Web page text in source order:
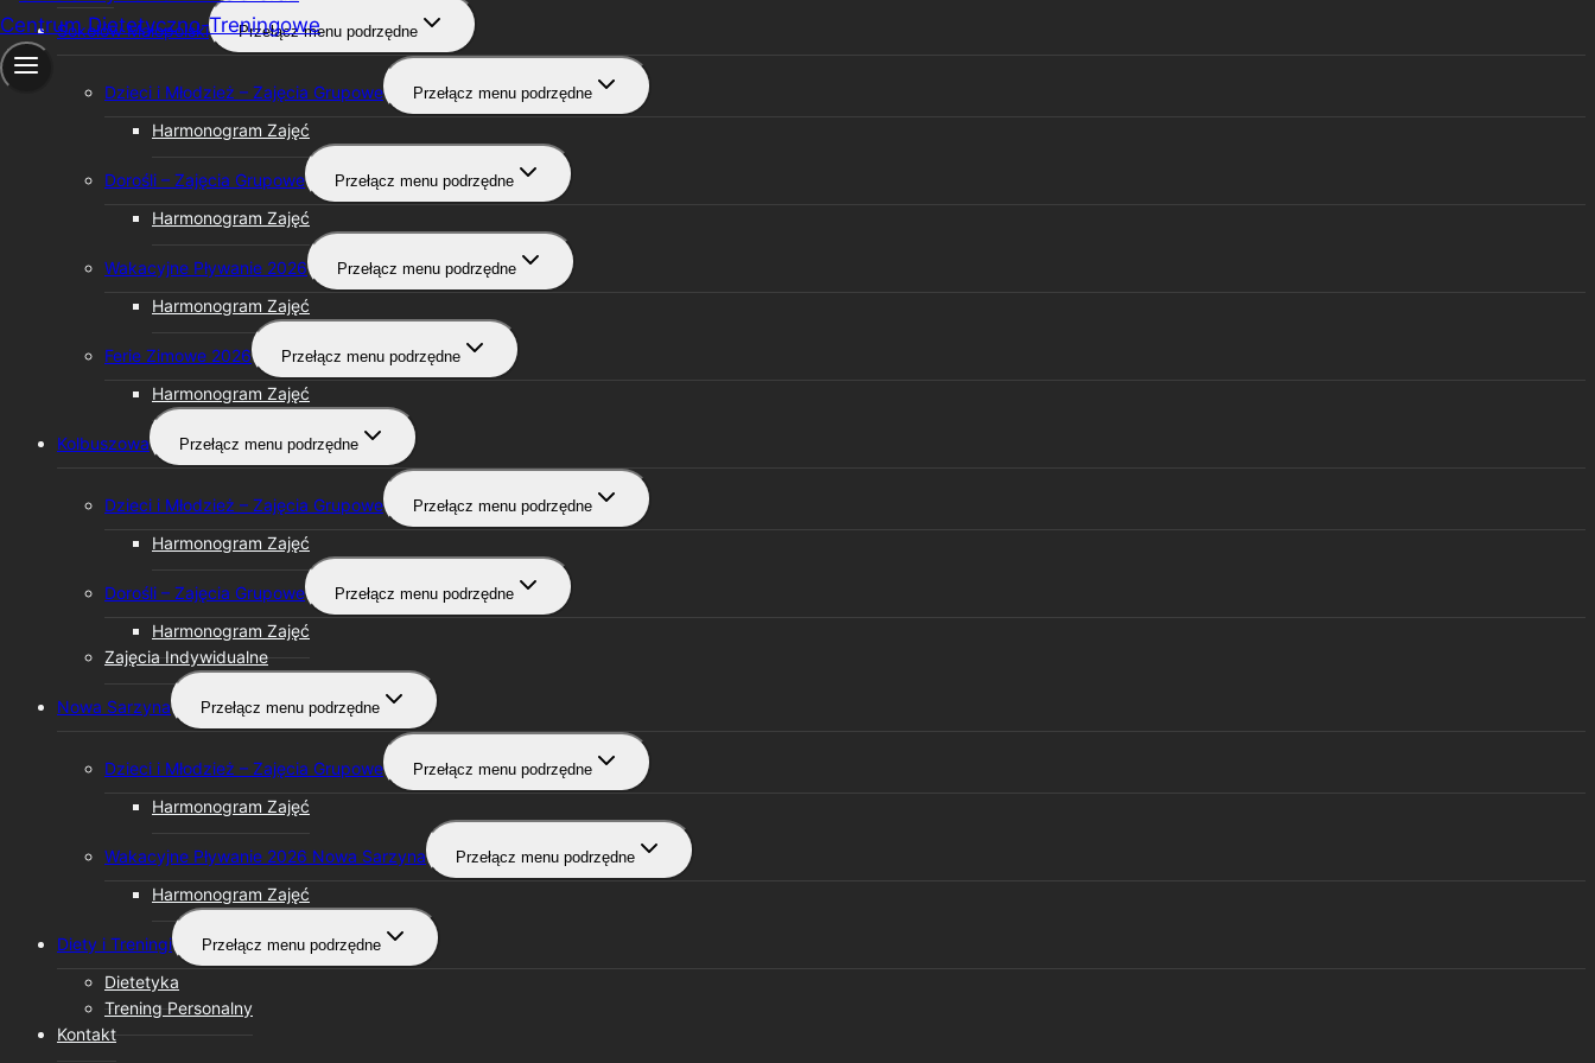
Sokołów Małopolski Przełącz menu podrzędne
Dzieci i Młodzież – Zajęcia Grupowe Przełącz menu podrzędne
Harmonogram Zajęć
Dorośli – Zajęcia Grupowe Przełącz menu podrzędne
Harmonogram Zajęć
Wakacyjne Pływanie 2026 Przełącz menu podrzędne
Harmonogram Zajęć
Ferie Zimowe 2026 Przełącz menu podrzędne
Harmonogram Zajęć
Kolbuszowa Przełącz menu podrzędne
Dzieci i Młodzież – Zajęcia Grupowe Przełącz menu podrzędne
Harmonogram Zajęć
Dorośli – Zajęcia Grupowe Przełącz menu podrzędne
Harmonogram Zajęć
Zajęcia Indywidualne
Nowa Sarzyna Przełącz menu podrzędne
Dzieci i Młodzież – Zajęcia Grupowe Przełącz menu podrzędne
Harmonogram Zajęć
Wakacyjne Pływanie 2026 Nowa Sarzyna Przełącz menu podrzędne
Harmonogram Zajęć
Diety i Treningi Przełącz menu podrzędne
Dietetyka
Trening Personalny
Kontakt